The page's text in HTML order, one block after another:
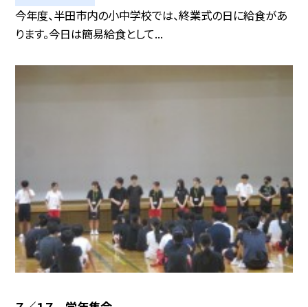
今年度、半田市内の小中学校では、終業式の日に給食があ
ります。今日は簡易給食として...